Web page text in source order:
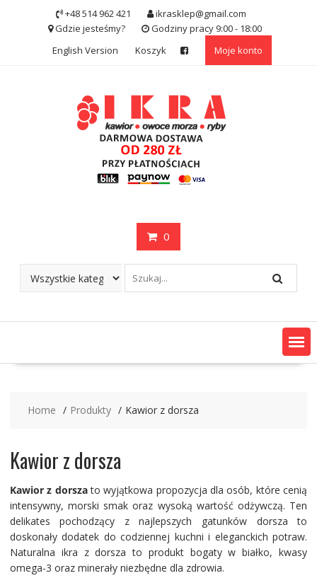
+48 514 962 421
ikrasklep@gmail.com
Gdzie jesteśmy?
Godziny pracy 9:00 - 18:00
English Version
Koszyk Moje konto
0
Home Produkty Kawior z dorsza
Kawior z dorsza
Kawior z dorszato wyjątkowa propozycja dla osób, które cenią
intensywny, morski smak oraz wysoką wartość odżywczą. Ten
delikates pochodzący z najlepszych gatunków dorsza to
doskonały dodatek do codziennej kuchni i eleganckich potraw.
Naturalna ikra z dorsza to produkt bogaty w białko, kwasy
omega-3 oraz minerały niezbędne dla zdrowia.